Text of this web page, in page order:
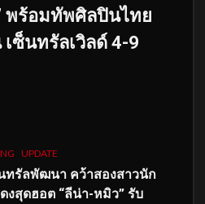
พร้อมทัพศิลปินไทย
ซ็นทรัลเวิลด์ 4-9
UPDATE
ทรัลพัฒนา คว้าสองสาวนัก
งสุดฮอต “ลีน่า-หมิว” รับ